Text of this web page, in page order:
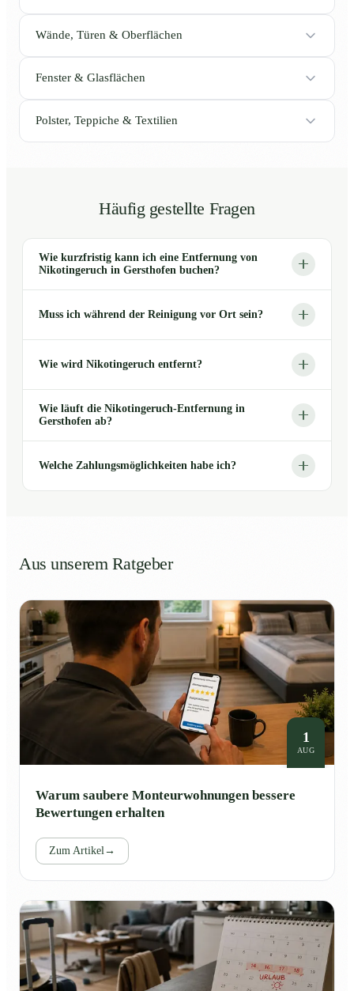
Wände, Türen & Oberflächen
Fenster & Glasflächen
Polster, Teppiche & Textilien
Häufig gestellte Fragen
Wie kurzfristig kann ich eine Entfernung von
Nikotingeruch in Gersthofen buchen?
Muss ich während der Reinigung vor Ort sein?
Wie wird Nikotingeruch entfernt?
Wie läuft die Nikotingeruch-Entfernung in
Gersthofen ab?
Welche Zahlungsmöglichkeiten habe ich?
Aus unserem Ratgeber
1
AUG
Warum saubere Monteurwohnungen bessere
Bewertungen erhalten
Zum Artikel →